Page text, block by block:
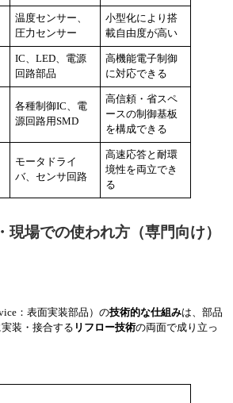
温度センサー、
圧力センサー
小型化により搭
載自由度が高い
IC、LED、電源
回路部品
高機能電子制御
に対応できる
各種制御IC、電
源回路用SMD
高信頼・省スペ
ースの制御基板
を構成できる
モータドライ
バ、センサ回路
高速応答と耐環
境性を両立でき
る
現場での使われ方（専門向け）
：表面実装部品）の技術的な仕組みは、部品
装・接合する リフロー技術の両面で成り立っ